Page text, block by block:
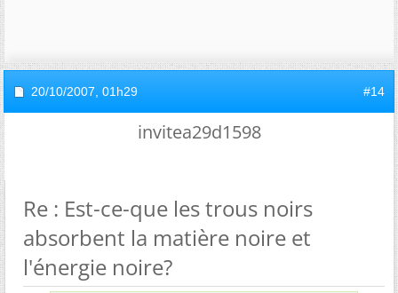
20/10/2007, 01h29 #14
invitea29d1598
Re : Est-ce-que les trous noirs
absorbent la matière noire et
l'énergie noire?